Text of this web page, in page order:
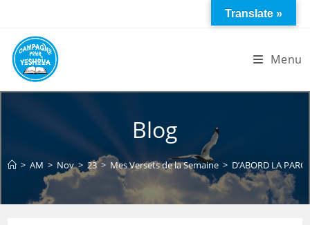
content
Menu
Blog
> AM > Nov > 23 > Mes Versets de la Semaine > D’ABORD LA
Translate »